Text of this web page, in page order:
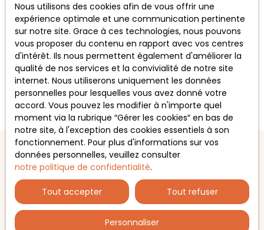
données personnelles, veuillez consulter notre
politique de confidentialité .
Recevoir des annonces
JE RECHERCHE UN BIEN
Vente maison Vernaison (69390)
Vente maison Charly (69390)
Nous utilisons des cookies afin de vous offrir une
expérience optimale et une communication pertinente
sur notre site. Grace à ces technologies, nous pouvons
vous proposer du contenu en rapport avec vos centres
d'intérêt. Ils nous permettent également d'améliorer la
qualité de nos services et la convivialité de notre site
internet. Nous utiliserons uniquement les données
personnelles pour lesquelles vous avez donné votre
accord. Vous pouvez les modifier à n'importe quel
moment via la rubrique ″Gérer les cookies″ en bas de
notre site, à l'exception des cookies essentiels à son
fonctionnement. Pour plus d'informations sur vos
données personnelles, veuillez consulter
notre politique de confidentialité.
Tout accepter Tout refuser
Personnaliser